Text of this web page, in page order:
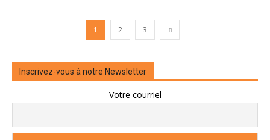
1 2 3
Inscrivez-vous à notre Newsletter
Votre courriel